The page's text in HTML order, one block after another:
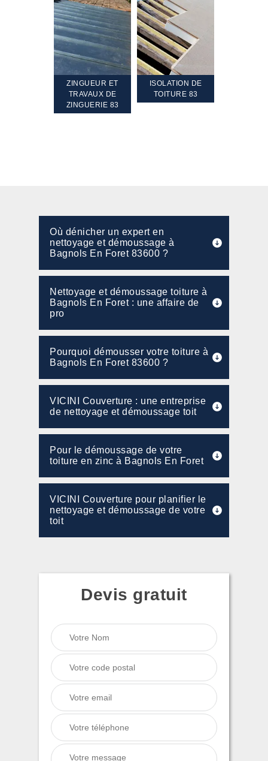
ZINGUEUR ET
TRAVAUX DE
ZINGUERIE 83
ISOLATION DE
TOITURE 83
Où dénicher un expert en
nettoyage et démoussage à
Bagnols En Foret 83600 ?
Nettoyage et démoussage toiture à
Bagnols En Foret : une affaire de
pro
Pourquoi démousser votre toiture à
Bagnols En Foret 83600 ?
VICINI Couverture : une entreprise
de nettoyage et démoussage toit
Pour le démoussage de votre
toiture en zinc à Bagnols En Foret
VICINI Couverture pour planifier le
nettoyage et démoussage de votre
toit
Devis gratuit